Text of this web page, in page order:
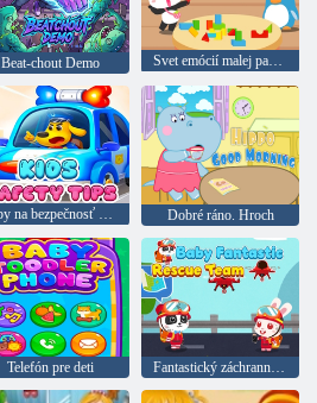
Beat-chout Demo Svet emócií malej pandy
Tipy na bezpečnosť detí Dobré ráno. Hroch
Telefón pre deti Fantastický záchranný tím pre deti